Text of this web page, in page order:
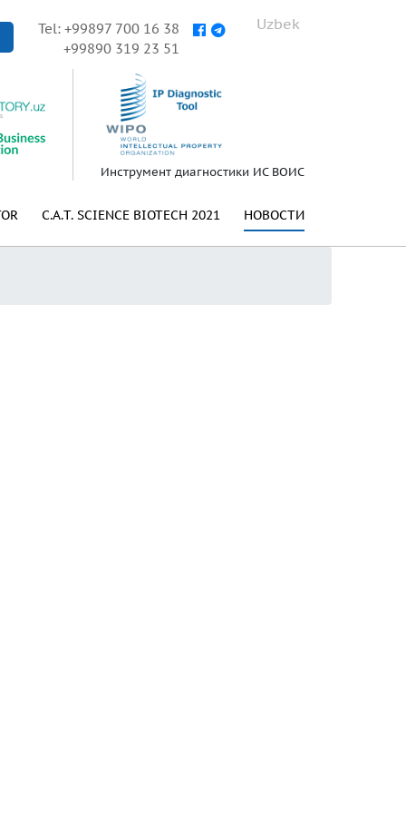
Uzbek
Tel: +99897 700 16 38
+99890 319 23 51
Инструмент диагностики ИС ВОИС
НОВОСТИ
C.A.T. SCIENCE BIOTECH 2021